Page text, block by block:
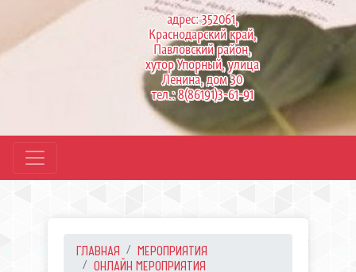
адрес: 352061,
Краснодарский край,
Павловский район,
хутор Упорный, улица
Ленина, дом 30
тел.: 8(86191)3-61-91
ГЛАВНАЯ
МЕРОПРИЯТИЯ
ОНЛАЙН МЕРОПРИЯТИЯ